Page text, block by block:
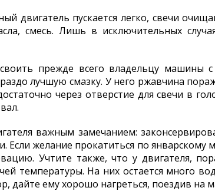
двигатель пускается легко, свечи
смесь. Лишь в исключительных
прежде всего владельцу машины
лучшую смазку. У него ржавчина
через отверстие для свечи в
важным замечанием:
Если желание прокатиться по январскому
Учтите также, что у двигателя,
температуры. На них остается много
дайте ему хорошо нагреться, поездив на